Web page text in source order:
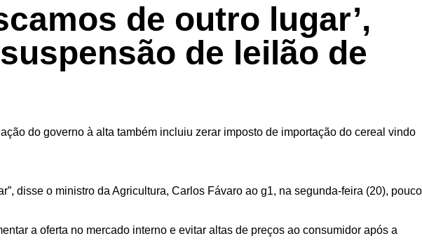
de outro lugar’,
de leilão de
do governo à alta também incluiu zerar imposto de importação do cereal vindo
disse o ministro da Agricultura, Carlos Fávaro ao g1, na segunda-feira (20), pouco
a oferta no mercado interno e evitar altas de preços ao consumidor após a